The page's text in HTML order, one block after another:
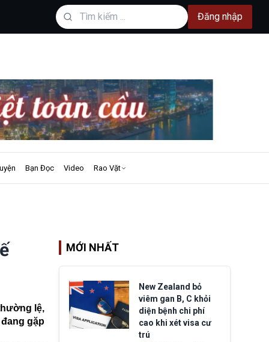
Đăng nhập
Bạn Đọc Video Rao Vặt
lệ,
gặp
MỚI NHẤT
New Zealand bỏ
viêm gan B, C khỏi
diện bệnh chi phí
cao khi xét visa cư
trú